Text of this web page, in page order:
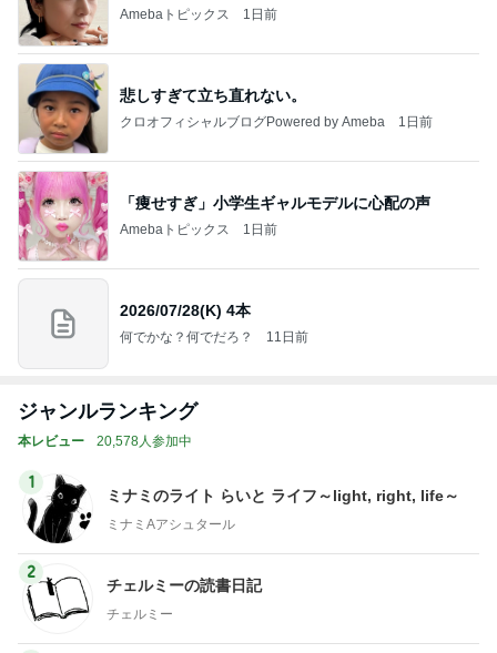
Amebaトピックス 1日前
悲しすぎて立ち直れない。
クロオフィシャルブログPowered by Ameba 1日前
「痩せすぎ」小学生ギャルモデルに心配の声
Amebaトピックス 1日前
2026/07/28(K) 4本
何でかな？何でだろ？ 11日前
ジャンルランキング
本レビュー 20,578人参加中
1
ミナミのライト らいと ライフ～light, right, life～
ミナミAアシュタール
2
チェルミーの読書日記
チェルミー